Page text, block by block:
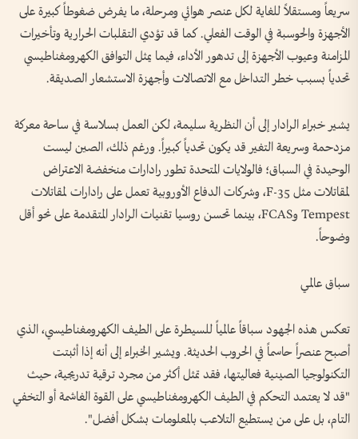
سريعاً ومستقلاً للغاية لكل عنصر هوائي ومرحلة، ما يفرض ضغوطاً كبيرة على
الأجهزة والحوسبة في الوقت الفعلي. كما قد تؤدي التقلبات الحرارية وتأخيرات
المزامنة وعيوب الأجهزة إلى تدهور الأداء، فيما يمثل التوافق الكهرومغناطيسي
تحدياً بسبب خطر التداخل مع الاتصالات وأجهزة الاستشعار الصديقة.
يشير خبراء الرادار إلى أن النظرية سليمة، لكن العمل بسلاسة في ساحة معركة
مزدحمة وسريعة التغير قد يكون تحدياً كبيراً. ورغم ذلك، الصين ليست
الوحيدة في السباق؛ فالولايات المتحدة تطور رادارات منخفضة الاعتراض
لمقاتلات مثل F-35، وشركات الدفاع الأوروبية تعمل على رادارات لمقاتلات
Tempest وFCAS، بينما تحسن روسيا تقنيات الرادار المتقدمة على نحو أقل
وضوحاً.
سباق عالمي
تعكس هذه الجهود سباقاً عالمياً للسيطرة على الطيف الكهرومغناطيسي، الذي
أصبح عنصراً حاسماً في الحروب الحديثة. ويشير الخبراء إلى أنه إذا أثبتت
التكنولوجيا الصينية فعاليتها، فقد تمثل أكثر من مجرد ترقية تدريجية، حيث
"قد لا يعتمد التحكم في الطيف الكهرومغناطيسي على القوة الغاشمة أو التخفي
التام، بل على من يستطيع التلاعب بالمعلومات بشكل أفضل".